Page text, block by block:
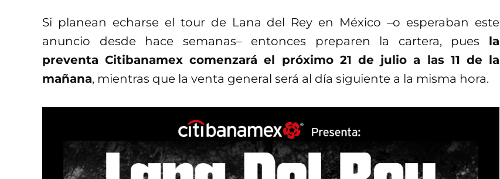
Si planean echarse el tour de Lana del Rey en México –o esperaban este
anuncio desde hace semanas– entonces preparen la cartera, pues la
preventa Citibanamex comenzará el próximo 21 de julio a las 11 de la
mañana, mientras que la venta general será al día siguiente a la misma hora.